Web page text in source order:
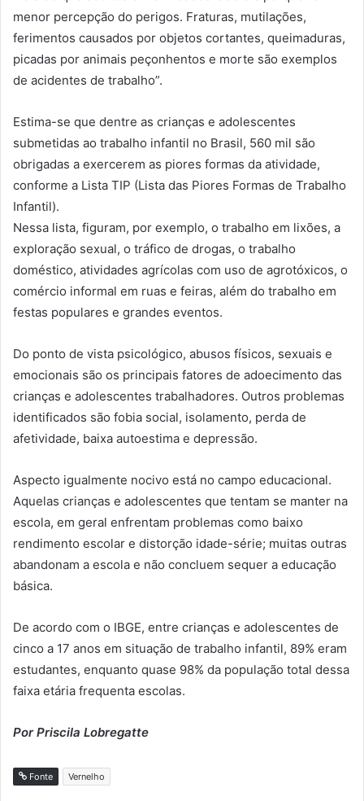
menor percepção do perigos. Fraturas, mutilações,
ferimentos causados por objetos cortantes, queimaduras,
picadas por animais peçonhentos e morte são exemplos
de acidentes de trabalho”.
Estima-se que dentre as crianças e adolescentes
submetidas ao trabalho infantil no Brasil, 560 mil são
obrigadas a exercerem as piores formas da atividade,
conforme a Lista TIP (Lista das Piores Formas de Trabalho
Infantil).
Nessa lista, figuram, por exemplo, o trabalho em lixões, a
exploração sexual, o tráfico de drogas, o trabalho
doméstico, atividades agrícolas com uso de agrotóxicos, o
comércio informal em ruas e feiras, além do trabalho em
festas populares e grandes eventos.
Do ponto de vista psicológico, abusos físicos, sexuais e
emocionais são os principais fatores de adoecimento das
crianças e adolescentes trabalhadores. Outros problemas
identificados são fobia social, isolamento, perda de
afetividade, baixa autoestima e depressão.
Aspecto igualmente nocivo está no campo educacional.
Aquelas crianças e adolescentes que tentam se manter na
escola, em geral enfrentam problemas como baixo
rendimento escolar e distorção idade-série; muitas outras
abandonam a escola e não concluem sequer a educação
básica.
De acordo com o IBGE, entre crianças e adolescentes de
cinco a 17 anos em situação de trabalho infantil, 89% eram
estudantes, enquanto quase 98% da população total dessa
faixa etária frequenta escolas.
Por Priscila Lobregatte
Fonte Vernelho